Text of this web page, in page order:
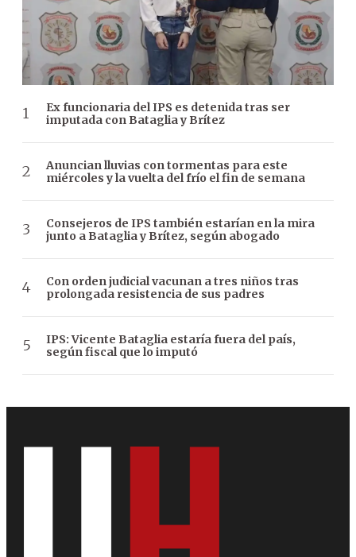
Ex funcionaria del IPS es detenida tras ser
imputada con Bataglia y Brítez
Anuncian lluvias con tormentas para este
miércoles y la vuelta del frío el fin de semana
Consejeros de IPS también estarían en la mira
junto a Bataglia y Brítez, según abogado
Con orden judicial vacunan a tres niños tras
prolongada resistencia de sus padres
IPS: Vicente Bataglia estaría fuera del país,
según fiscal que lo imputó